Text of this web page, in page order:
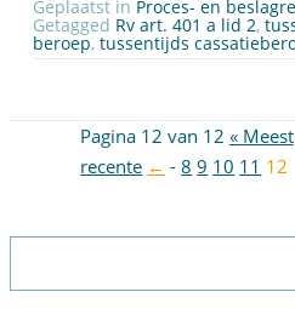
Geplaatst in Proces- en
Getagged Rv art. 401 a lid 2,
beroep, tussentijds
Pagina 12 van 12 « Meest
recente ← - 8 9 10 11 12